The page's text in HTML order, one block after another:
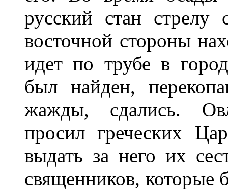
русский стан
восточной стороны
идет по трубе в
был найден,
жажды, сдались.
просил греческих
выдать за него их
священников, которые